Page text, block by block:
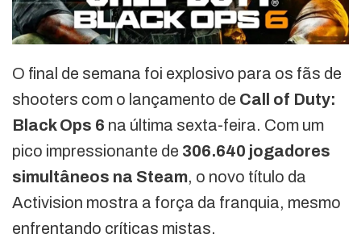
O final de semana foi explosivo para os fãs de
shooters com o lançamento de Call of Duty:
Black Ops 6 na última sexta-feira. Com um
pico impressionante de 306.640 jogadores
simultâneos na Steam, o novo título da
Activision mostra a força da franquia, mesmo
enfrentando críticas mistas.